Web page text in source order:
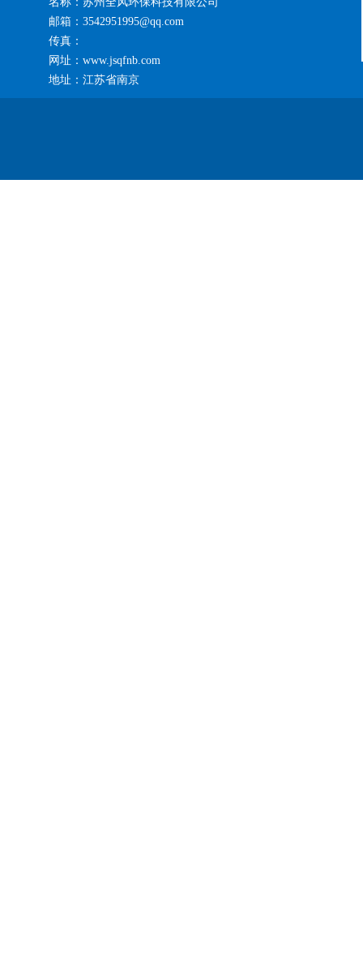
邮箱：3542951995@qq.com
传真：
网址：www.jsqfnb.com
地址：江苏省南京